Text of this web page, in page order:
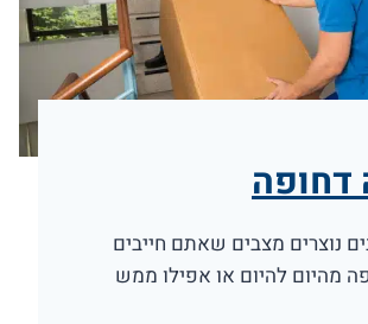
דחופה
נוצרים מצבים שאתם חייבים
מהיום להיום או אפילו ממש